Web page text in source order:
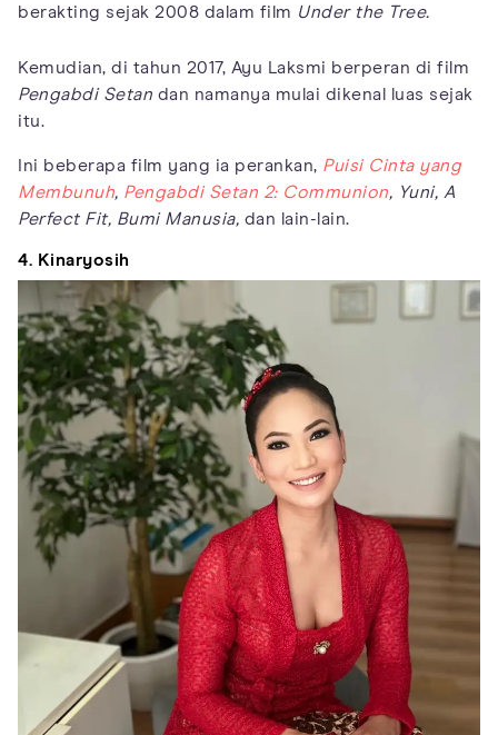
berakting sejak 2008 dalam film Under the Tree.
Kemudian, di tahun 2017, Ayu Laksmi berperan di film
Pengabdi Setan dan namanya mulai dikenal luas sejak
itu.
Ini beberapa film yang ia perankan, Puisi Cinta yang
Membunuh, Pengabdi Setan 2: Communion, Yuni, A
Perfect Fit, Bumi Manusia, dan lain-lain.
4. Kinaryosih